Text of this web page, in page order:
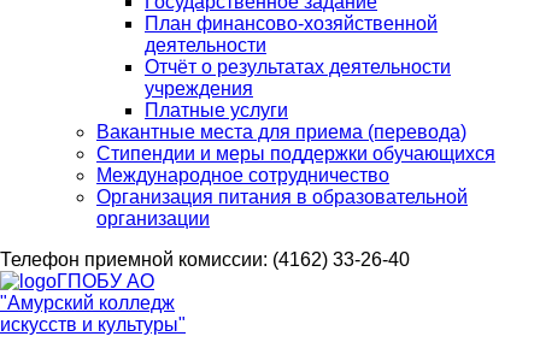
План финансово-хозяйственной
деятельности
Отчёт о результатах деятельности
учреждения
Платные услуги
Вакантные места для приема (перевода)
Стипендии и меры поддержки обучающихся
Международное сотрудничество
Организация питания в образовательной
организации
Телефон приемной комиссии: (4162) 33-26-40
ГПОБУ АО
"Амурский колледж
искусств и культуры"